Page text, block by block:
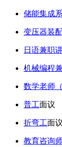
储能集成
变压器装
日语兼职
机械编程
数学老师
普工面议
折弯工面议
教育咨询